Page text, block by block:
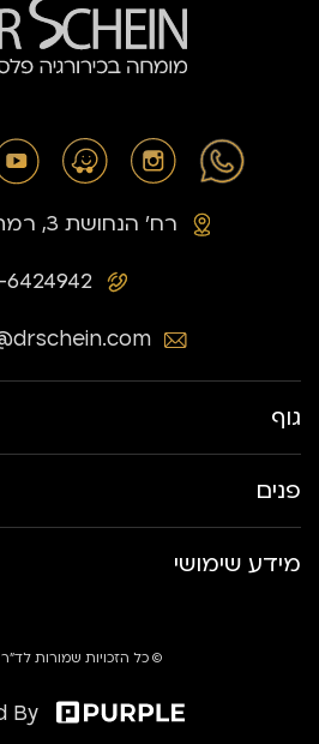
רח׳ הנחושת 3, רמת החייל, ת״א
גוף
פנים
מידע שימושי
© כל הזכויות שמורות לד״ר
By